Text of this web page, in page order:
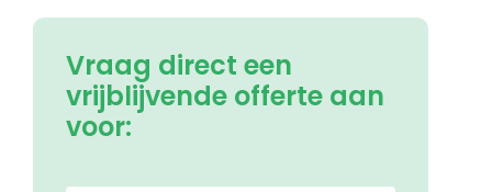
Vraag direct een
vrijblijvende offerte aan
voor: